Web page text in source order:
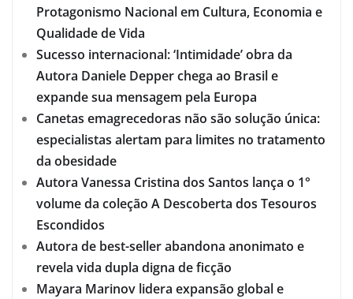
Protagonismo Nacional em Cultura, Economia e
Qualidade de Vida
Sucesso internacional: ‘Intimidade’ obra da
Autora Daniele Depper chega ao Brasil e
expande sua mensagem pela Europa
Canetas emagrecedoras não são solução única:
especialistas alertam para limites no tratamento
da obesidade
Autora Vanessa Cristina dos Santos lança o 1°
volume da coleção A Descoberta dos Tesouros
Escondidos
Autora de best-seller abandona anonimato e
revela vida dupla digna de ficção
Mayara Marinov lidera expansão global e